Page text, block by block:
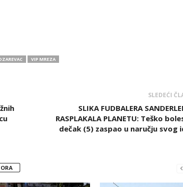
VIP MREZA
SLEDEĆI
SLIKA FUDBALERA
RASPLAKALA PLANETU: Teško
dečak (5) zaspao u naručju svog